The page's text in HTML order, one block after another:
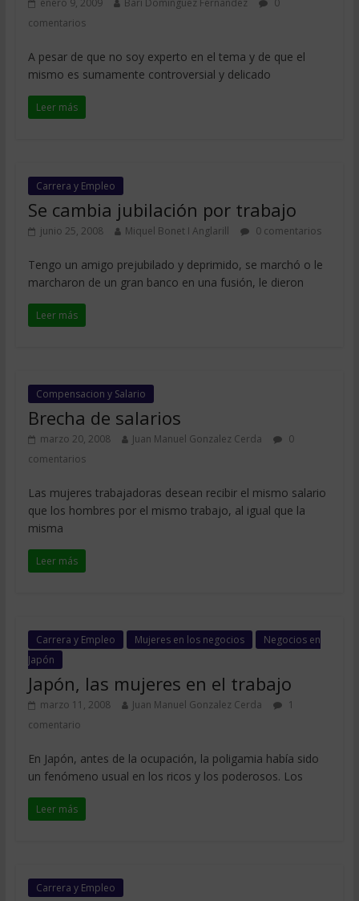
enero 9, 2009 Bari Dominguez Fernandez
0
comentarios
A pesar de que no soy experto en el tema y de que el
mismo es sumamente controversial y delicado
Leer más
Carrera y Empleo
Se cambia jubilación por trabajo
junio 25, 2008 Miquel Bonet I Anglarill 0 comentarios
Tengo un amigo prejubilado y deprimido, se marchó o le
marcharon de un gran banco en una fusión, le dieron
Leer más
Compensacion y Salario
Brecha de salarios
marzo 20, 2008 Juan Manuel Gonzalez Cerda
0
comentarios
Las mujeres trabajadoras desean recibir el mismo salario
que los hombres por el mismo trabajo, al igual que la
misma
Leer más
Carrera y Empleo Mujeres en los negocios
Negocios en
Japón
Japón, las mujeres en el trabajo
marzo 11, 2008 Juan Manuel Gonzalez Cerda
1
comentario
En Japón, antes de la ocupación, la poligamia había sido
un fenómeno usual en los ricos y los poderosos. Los
Leer más
Carrera y Empleo